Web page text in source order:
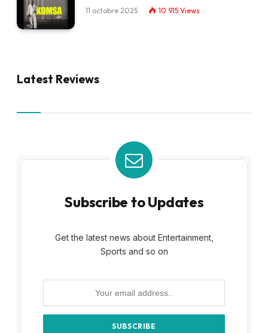
11 octobre 2025 10 915 Views
Latest Reviews
Subscribe to Updates
Get the latest news about Entertainment,
Sports and so on